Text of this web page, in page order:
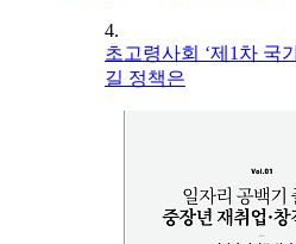
4.
초고령사회 ‘제1차 국
길 정책은